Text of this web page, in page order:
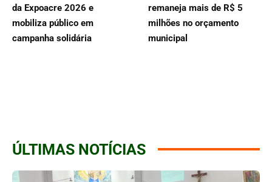
da Expoacre 2026 e
mobiliza público em
campanha solidária
remaneja mais de R$ 5
milhões no orçamento
municipal
ÚLTIMAS NOTÍCIAS